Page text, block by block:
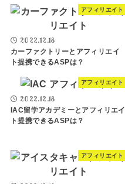
アフィリエイト
2022.12.18
カーファクトリーとアフィリエイ
ト提携できるASPは？
アフィリエイト
2022.12.18
IAC留学アカデミーとアフィリエイ
ト提携できるASPは？
アフィリエイト